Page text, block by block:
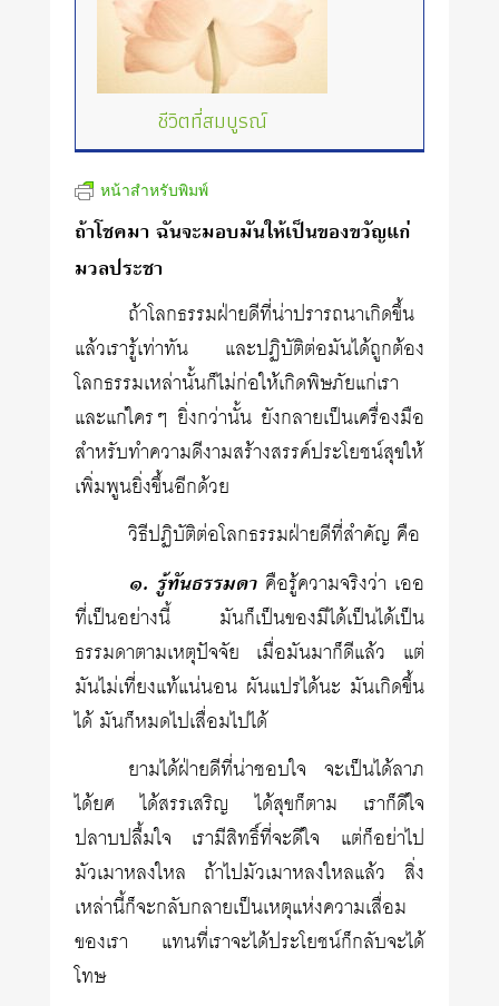
ชีวิตที่สมบูรณ์
หน้าสำหรับพิมพ์
ถ้าโชคมา ฉันจะมอบมันให้เป็นของขวัญแก่
มวลประชา
ถ้าโลกธรรมฝ่ายดีที่น่าปรารถนาเกิดขึ้น
แล้วเรารู้เท่าทัน และปฏิบัติต่อมันได้ถูกต้อง
โลกธรรมเหล่านั้นก็ไม่ก่อให้เกิดพิษภัยแก่เรา
และแก่ใครๆ ยิ่งกว่านั้น ยังกลายเป็นเครื่องมือ
สำหรับทำความดีงามสร้างสรรค์ประโยชน์สุขให้
เพิ่มพูนยิ่งขึ้นอีกด้วย
วิธีปฏิบัติต่อโลกธรรมฝ่ายดีที่สำคัญ คือ
๑. รู้ทันธรรมดาคือรู้ความจริงว่า เออ
ที่เป็นอย่างนี้ มันก็เป็นของมีได้เป็นได้เป็น
ธรรมดาตามเหตุปัจจัย เมื่อมันมาก็ดีแล้ว แต่
มันไม่เที่ยงแท้แน่นอน ผันแปรได้นะ มันเกิดขึ้น
ได้ มันก็หมดไปเสื่อมไปได้
ยามได้ฝ่ายดีที่น่าชอบใจ จะเป็นได้ลาภ
ได้ยศ ได้สรรเสริญ ได้สุขก็ตาม เราก็ดีใจ
ปลาบปลื้มใจ เรามีสิทธิ์ที่จะดีใจ แต่ก็อย่าไป
มัวเมาหลงใหล ถ้าไปมัวเมาหลงใหลแล้ว สิ่ง
เหล่านี้ก็จะกลับกลายเป็นเหตุแห่งความเสื่อม
ของเรา แทนที่เราจะได้ประโยชน์ก็กลับจะได้
โทษ